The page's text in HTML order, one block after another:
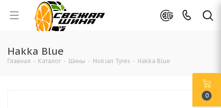
Hakka Blue
Главная - Каталог - Шины - Nokian Tyres - Hakka Blue
0